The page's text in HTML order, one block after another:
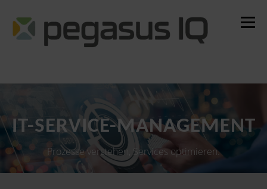
Inhalt
springen
Menü
IT-SERVICE-MANAGEMENT
Prozesse verstehen, Services optimieren.